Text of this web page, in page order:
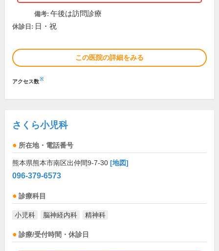
備考: 午後は訪問診療
休診日: 日・祝
この医院の詳細をみる
アクセス数※
さくら小児科
所在地・電話番号
熊本県熊本市南区出仲間9-7-30 [地図]
096-379-6573
診療科目
小児科 脳神経内科 精神科
診療/受付時間・休診日